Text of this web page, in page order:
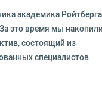
академика
это время мы
состоящий из
специалистов